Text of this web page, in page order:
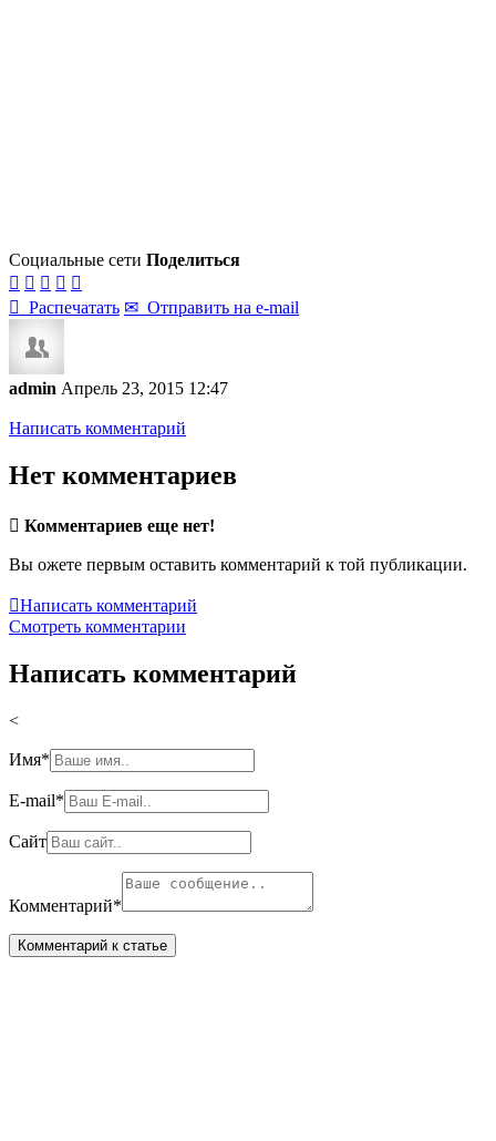
Социальные сети Поделиться
    
 Распечатать ✉ Отправить на e-mail
admin Апрель 23, 2015 12:47
Написать комментарий
Нет комментариев
 Комментариев еще нет!
Вы ожете первым оставить комментарий к той публикации.
Написать комментарий
Смотреть комментарии
Написать комментарий
<
Имя*
E-mail*
Сайт
Комментарий*